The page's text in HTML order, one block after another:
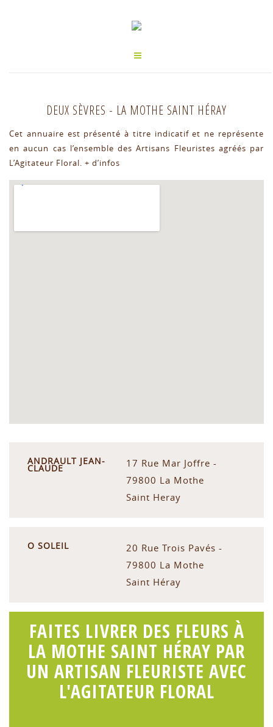
DEUX SÈVRES - LA MOTHE SAINT HÉRAY
Cet annuaire est présenté à titre indicatif et ne représente
en aucun cas l’ensemble des Artisans Fleuristes agréés par
L’Agitateur Floral. + d’infos
ANDRAULT JEAN-
CLAUDE
17 Rue Mar Joffre -
79800 La Mothe
Saint Heray
O SOLEIL
20 Rue Trois Pavés -
79800 La Mothe
Saint Héray
FAITES LIVRER DES FLEURS À
LA MOTHE SAINT HÉRAY PAR
UN ARTISAN FLEURISTE AVEC
L'AGITATEUR FLORAL